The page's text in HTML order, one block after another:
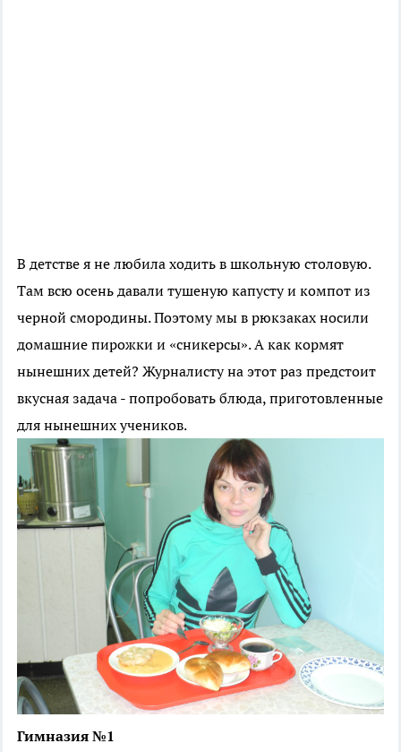
В детстве я не любила ходить в школьную столовую.
Там всю осень давали тушеную капусту и компот из
черной смородины. Поэтому мы в рюкзаках носили
домашние пирожки и «сникерсы». А как кормят
нынешних детей? Журналисту на этот раз предстоит
вкусная задача - попробовать блюда, приготовленные
для нынешних учеников.
Гимназия №1